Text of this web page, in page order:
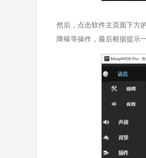
然后，点击软件主页面下方
降噪等操作，最后根据提示